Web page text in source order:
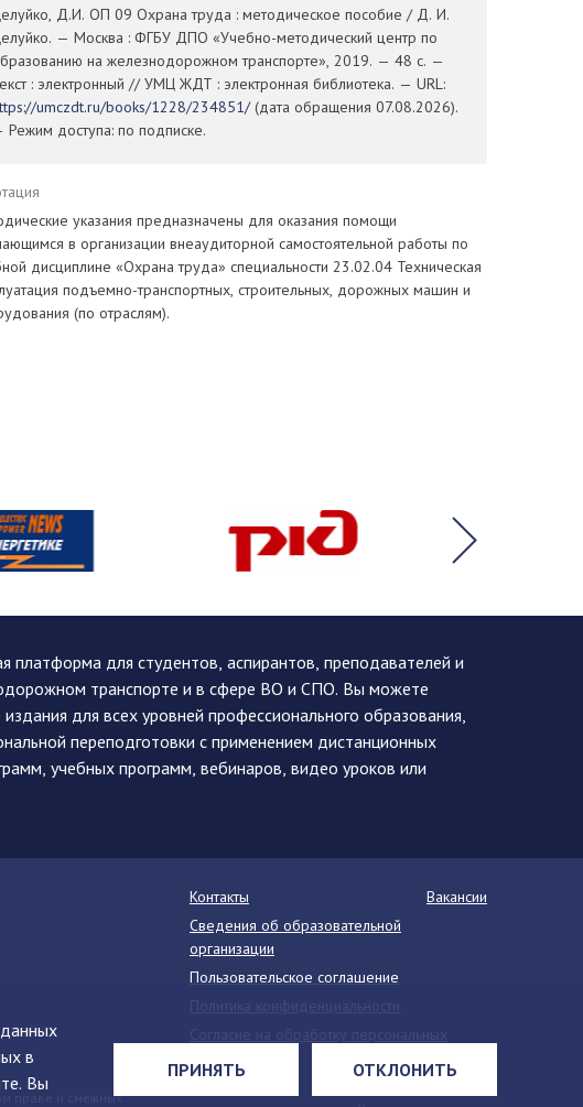
Д.И. ОП 09 Охрана труда : методическое пособие / Д. И.
— Москва : ФГБУ ДПО «Учебно-методический центр по
на железнодорожном транспорте», 2019. — 48 с. —
: электронный // УМЦ ЖДТ : электронная библиотека. — URL:
umczdt.ru/books/1228/234851/(дата обращения 07.08.2026).
Режим доступа: по подписке.
указания предназначены для оказания помощи
в организации внеаудиторной самостоятельной работы по
дисциплине «Охрана труда» специальности 23.02.04 Техническая
подъемно-транспортных, строительных, дорожных машин и
(по отраслям).
в
Вы
ПРИНЯТЬ ОТКЛОНИТЬ
для студентов, аспирантов, преподавателей и
транспорте и в сфере ВО и СПО. Вы можете
для всех уровней профессионального образования,
переподготовки с применением дистанционных
учебных программ, вебинаров, видео уроков или
праве и смежных
Контакты
Вакансии
Сведения об образовательной
организации
Пользовательское соглашение